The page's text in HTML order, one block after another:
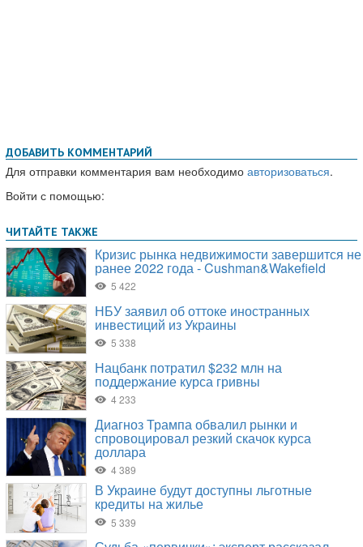
ДОБАВИТЬ КОММЕНТАРИЙ
Для отправки комментария вам необходимо авторизоваться.
Войти с помощью: